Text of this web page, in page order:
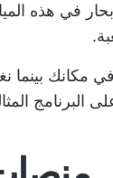
في هذه
مكانك بينما
البرنامج